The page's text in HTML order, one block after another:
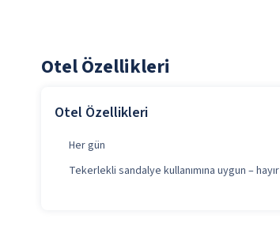
Otel Özellikleri
Otel Özellikleri
Her gün
Tekerlekli sandalye kullanımına uygun – hayır